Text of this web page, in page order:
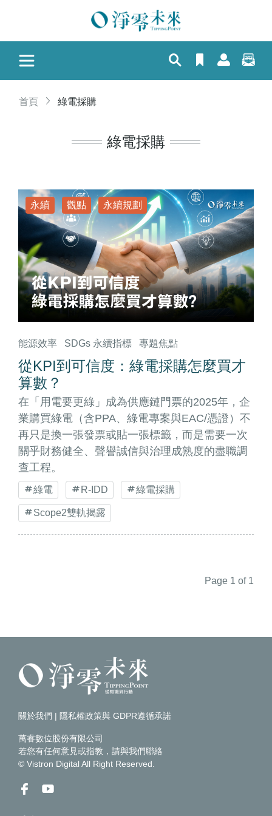
首頁 綠電採購
綠電採購
永續 觀點 永續規劃
能源效率 SDGs 永續指標 專題焦點
從KPI到可信度：綠電採購怎麼買才
算數？
在「用電要更綠」成為供應鏈門票的2025年，企
業購買綠電（含PPA、綠電專案與EAC/憑證）不
再只是換一張發票或貼一張標籤，而是需要一次
關乎財務健全、聲譽誠信與治理成熟度的盡職調
查工程。
綠電 R-IDD 綠電採購
Scope2雙軌揭露
Page 1 of 1
關於我們 | 隱私權政策與 GDPR遵循承諾
萬睿數位股份有限公司
若您有任何意見或指教，請與我們聯絡
© Vistron Digital All Right Reserved.